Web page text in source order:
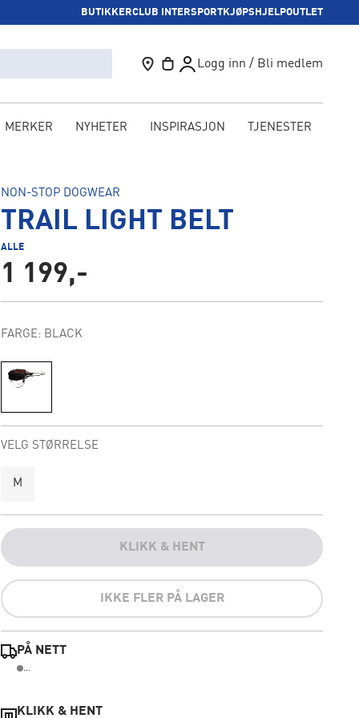
BUTIKKERCLUB INTERSPORTKJØPSHJELPOUTLET
Logg inn / Bli medlem
MERKER NYHETER INSPIRASJON TJENESTER
NON-STOP DOGWEAR
TRAIL LIGHT BELT
ALLE
1 199,-
FARGE: BLACK
VELG STØRRELSE
M
KLIKK & HENT
IKKE FLER PÅ LAGER
PÅ NETT
...
KLIKK & HENT